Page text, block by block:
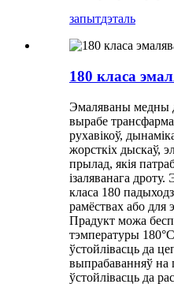
запытдэталь
180 класа
Эмаляваны медны
вырабе
рухавікоў,
жорсткіх дыскаў,
прылад, якія
ізаляванага
класа 180
рамёствах або для
Прадукт можа
тэмпературы
ўстойлівасць да
выпрабаванняў на
ўстойлівасць да